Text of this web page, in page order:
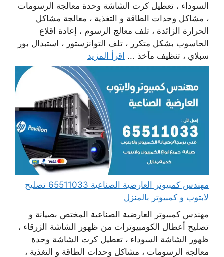
السوداء ، تعطيل كرت الشاشة وحدة معالجة الرسومات
، مشاكل وحدات الطاقة و التغذية ، معالجة مشاكل
الحرارة الزائدة ، تلف معالج الرسوم ، إعادة اقلاع
الحاسوب بشكل متكرر ، تلف التوانزستور ، استبدال بور
سبلاي ، تنظيف مآخذ ... اقرأ المزيد
مهندس كمبيوتر العارضية الصناعية 65511033 تصليح
لابتوب و كمبيوتر بالمنزل
مهندس كمبيوتر العارضية الصناعية المختص بصيانة و
تصليح أعطال الكومبيوترات من ظهور الشاشة الزرقاء ،
ظهور الشاشة السوداء ، تعطيل كرت الشاشة وحدة
معالجة الرسومات ، مشاكل وحدات الطاقة و التغذية ،